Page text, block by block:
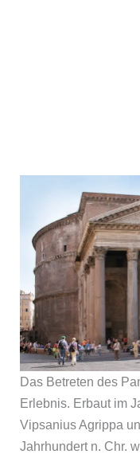
Das Betreten des
Erlebnis. Erbaut im
Vipsanius Agrippa
Jahrhundert n. Chr.